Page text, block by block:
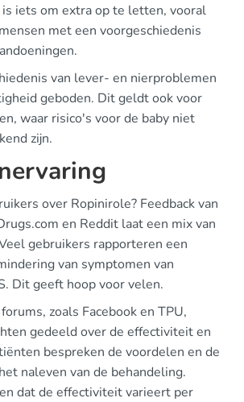
iets om extra op te letten, vooral
met een voorgeschiedenis
van lever- en nierproblemen
geboden. Dit geldt ook voor
waar risico's voor de baby niet
zijn.
over Ropinirole? Feedback van
en Reddit laat een mix van
gebruikers rapporteren een
van symptomen van
Dit geeft hoop voor velen.
zoals Facebook en TPU,
gedeeld over de effectiviteit en
bespreken de voordelen en de
naleven van de behandeling.
dat de effectiviteit varieert per